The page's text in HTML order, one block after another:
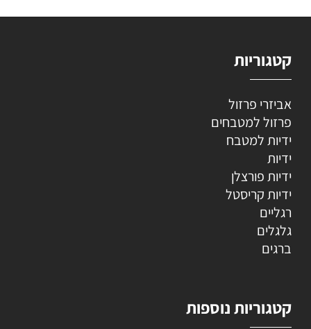
קטגוריות
אביזרי פרזול
פרזול למטבחים
ידיות למטבח
ידיות
ידיות פורצלן
ידיות קריסטל
רגליים
גלגלים
ברגים
קטגוריות נוספות